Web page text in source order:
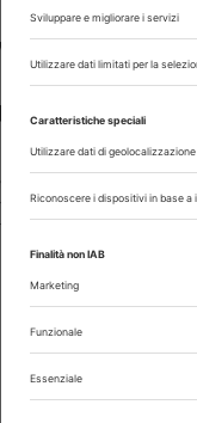
primi
nel
la cabina
in provincia di
condizioni. La
Spallanzani e...